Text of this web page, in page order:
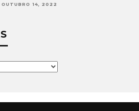
OUTUBRO 14, 2022